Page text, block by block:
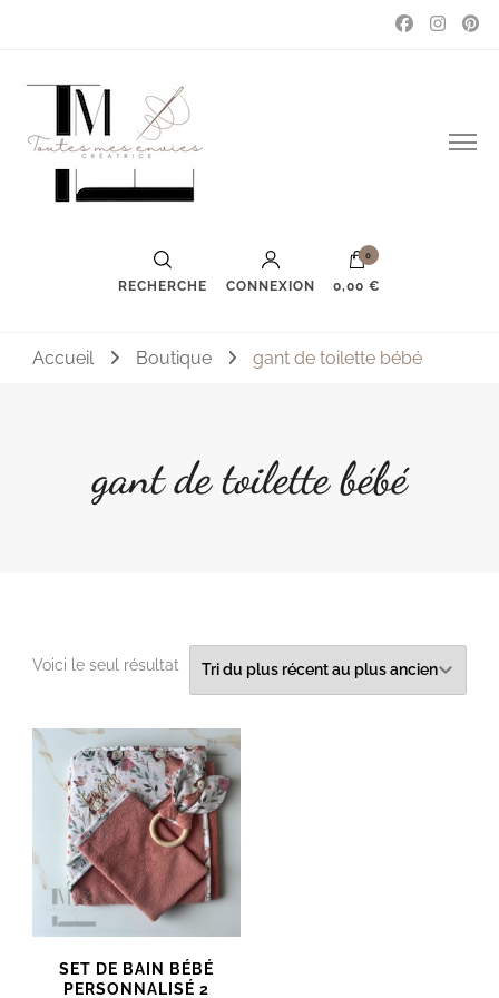
Toutes mes envies
Couture, accessoires, mode, bijoux …
RECHERCHE CONNEXION
0
0,00 €
Accueil Boutique gant de toilette bébé
gant de toilette bébé
Voici le seul résultat
SET DE BAIN BÉBÉ
PERSONNALISÉ 2